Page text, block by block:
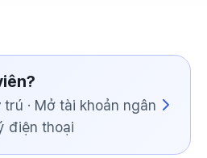
· Mở tài khoản ngân
điện thoại